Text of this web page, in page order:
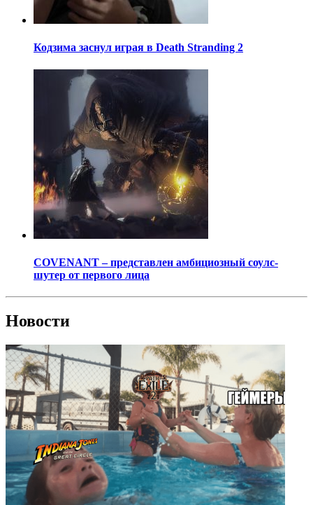
Кодзима заснул играя в Death Stranding 2
COVENANT – представлен амбициозный соулс-
шутер от первого лица
Новости